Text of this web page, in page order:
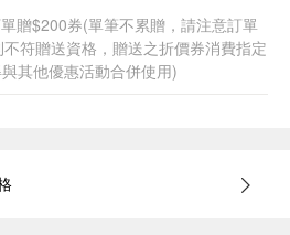
贈$200券(單筆不累贈，請注意訂單
符贈送資格，贈送之折價券消費指定
其他優惠活動合併使用)